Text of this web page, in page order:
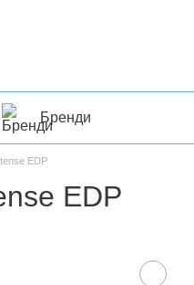
Бренди
EDP
EDP